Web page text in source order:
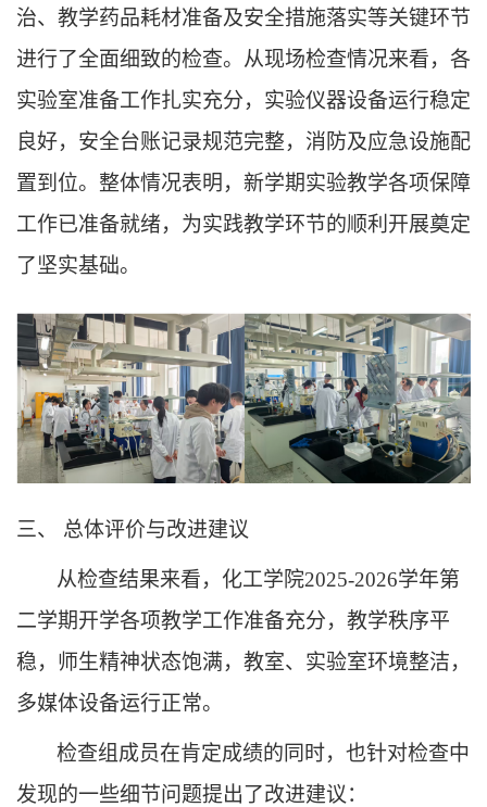
治、教学药品耗材准备及安全措施落实等关键环节
进行了全面细致的检查。从现场检查情况来看，各
实验室准备工作扎实充分， 实验仪器设备运行稳定
良好，安全台账记录规范完整，消防及应急设施配
置到位。整体情况表明，新学期实验教学各项保障
工作已准备就绪，为实践教学环节的顺利开展奠定
了坚实基础。
三、 总体评价与改进建议
从检查结果来看，化工学院2025-2026学年第
二学期开学各项教学工作准备充分，教学秩序平
稳，师生精神状态饱满，教室、实验室环境整洁，
多媒体设备运行正常。
检查组成员在肯定成绩的同时，也针对检查中
发现的一些细节问题提出了改进建议：